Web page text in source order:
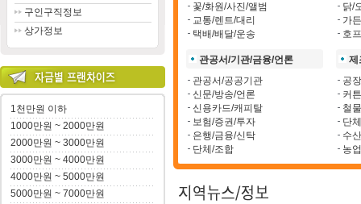
구인구직정보
상가정보
1천만원 이하
1000만원 ~ 2000만원
2000만원 ~ 3000만원
3000만원 ~ 4000만원
4000만원 ~ 5000만원
5000만원 ~ 7000만원
꽃/화원/사진/앨범
교통/렌트/대리
택배/배달/운송
관공서/기관/금융/언론
관공서/공공기관
신문/방송/언론
신용카드/캐피탈
보험/증권/투자
은행/금융/신탁
단체/조합
닭/
가
호
제
공
커
철
단
수
농